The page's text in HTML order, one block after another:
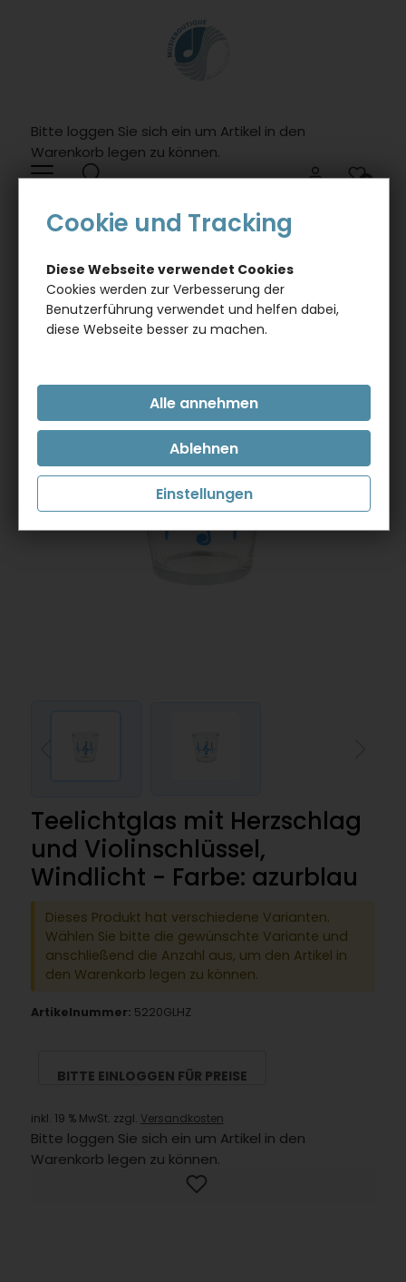
Barrierefreiheitsmenï¿½
springen.
Bitte loggen Sie sich ein um Artikel in den
Warenkorb legen zu können.
0
ANLÄSSE
HOCHZEIT / VALENTINSTAG
VIOLINSCHLÜSSEL, WINDLICHT - FARBE: AZURBLAU
Teelichtglas mit Herzschlag
und Violinschlüssel,
Windlicht - Farbe: azurblau
Dieses Produkt hat verschiedene Varianten.
Wählen Sie bitte die gewünschte Variante und
anschließend die Anzahl aus, um den Artikel in
den Warenkorb legen zu können.
Artikelnummer: 5220GLHZ
BITTE EINLOGGEN FÜR PREISE
inkl. 19 % MwSt. zzgl. Versandkosten
Bitte loggen Sie sich ein um Artikel in den
Warenkorb legen zu können.
Cookie und Tracking
Diese Webseite verwendet Cookies
Cookies werden zur Verbesserung der
Benutzerführung verwendet und helfen dabei,
diese Webseite besser zu machen.
Einstellungen